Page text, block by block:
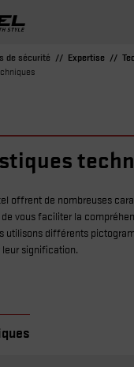
de sécurité Expertise
offrent de nombreuses
vous faciliter la
utilisons différents
signification.